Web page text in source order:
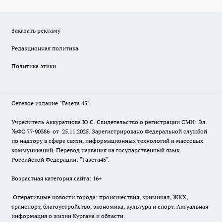
Заказать рекламу
Редакционная политика
Политика этики
Сетевое издание "Газета 45".
Учредитель Аккуратнова Ю.С. Свидетельство о регистрации СМИ: Эл.
№ФС 77-90386 от 25.11.2025. Зарегистрировано Федеральной службой
по надзору в сфере связи, информационных технологий и массовых
коммуникаций. Перевод названия на государственный язык
Российской Федерации: "Газета45".
Возрастная категория сайта: 16+
Оперативные новости города: происшествия, криминал, ЖКХ,
транспорт, благоустройство, экономика, культура и спорт. Актуальная
информация о жизни Кургана и области.